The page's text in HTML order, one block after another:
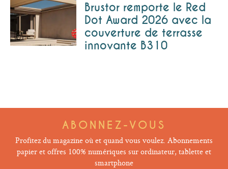
Brustor remporte le Red
Dot Award 2026 avec la
couverture de terrasse
innovante B310
ABONNEZ-VOUS
Profitez du magazine où et quand vous voulez. Abonnements
papier et offres 100% numériques sur ordinateur, tablette et
smartphone